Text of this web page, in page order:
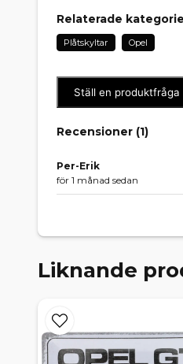
Relaterade
Plåtskyltar Opel
Ställ en produktfråga
Recensioner (1)
Per-Erik
för 1 månad sedan
Liknande